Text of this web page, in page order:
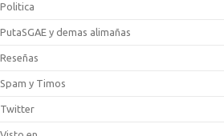
Politica
PutaSGAE y demas alimañas
Reseñas
Spam y Timos
Twitter